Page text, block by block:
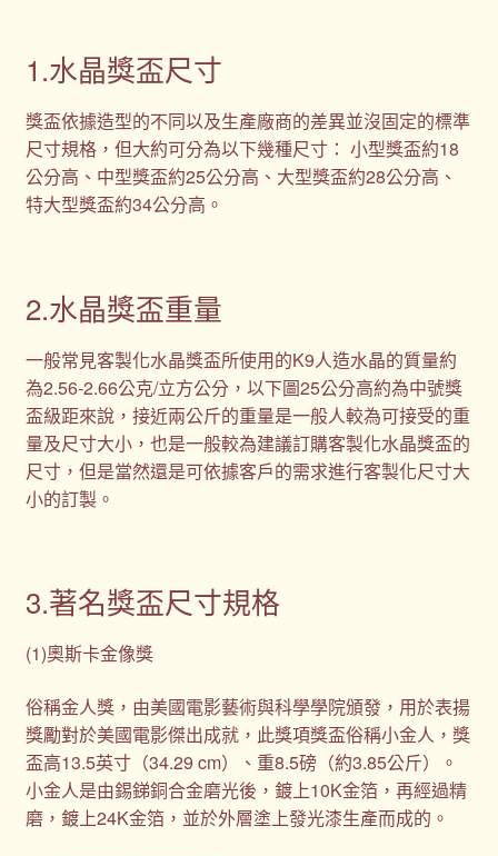
1.水晶獎盃尺寸
獎盃依據造型的不同以及生產廠商的差異並沒固定的標準
尺寸規格，但大約可分為以下幾種尺寸： 小型獎盃約18
公分高、中型獎盃約25公分高、大型獎盃約28公分高、
特大型獎盃約34公分高。
2.水晶獎盃重量
一般常見客製化水晶獎盃所使用的K9人造水晶的質量約
為2.56-2.66公克/立方公分，以下圖25公分高約為中號獎
盃級距來說，接近兩公斤的重量是一般人較為可接受的重
量及尺寸大小，也是一般較為建議訂購客製化水晶獎盃的
尺寸，但是當然還是可依據客戶的需求進行客製化尺寸大
小的訂製。
3.著名獎盃尺寸規格
(1)奧斯卡金像獎
俗稱金人獎，由美國電影藝術與科學學院頒發，用於表揚
獎勵對於美國電影傑出成就，此獎項獎盃俗稱小金人，獎
盃高13.5英寸（34.29 cm）、重8.5磅（約3.85公斤）。
小金人是由錫銻銅合金磨光後，鍍上10K金箔，再經過精
磨，鍍上24K金箔，並於外層塗上發光漆生產而成的。